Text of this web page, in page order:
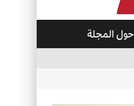
حول المجلة